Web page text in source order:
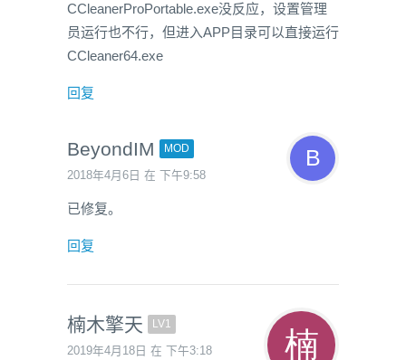
CCleanerProPortable.exe没反应，设置管理
员运行也不行，但进入APP目录可以直接运行
CCleaner64.exe
回复
BeyondIM MOD
2018年4月6日 在 下午9:58
已修复。
回复
楠木擎天 LV1
2019年4月18日 在 下午3:18